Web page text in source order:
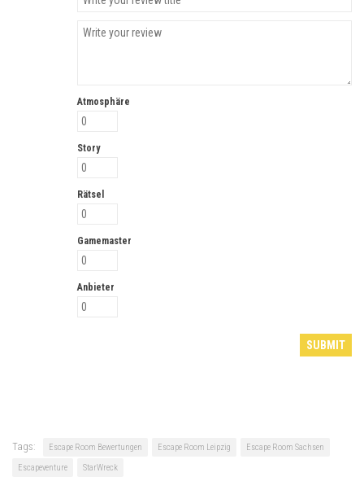
Atmosphäre
Story
Rätsel
Gamemaster
Anbieter
Tags: Escape Room Bewertungen Escape Room Leipzig
Escape Room Sachsen
Escapeventure
StarWreck